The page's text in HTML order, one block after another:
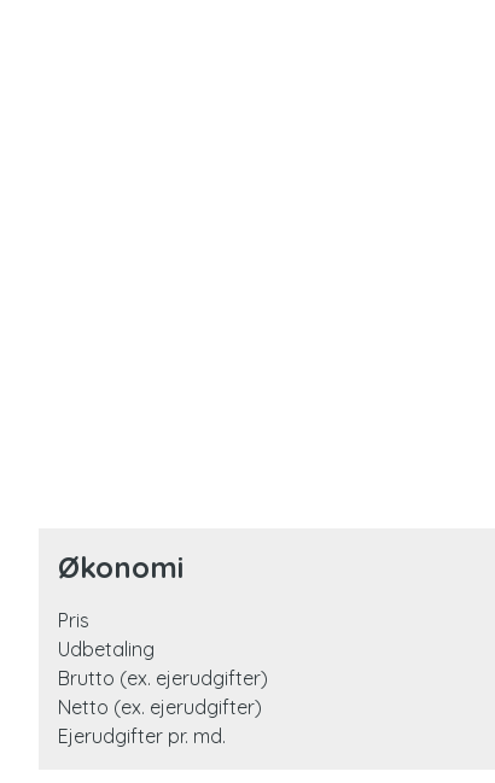
Økonomi
Pris
Udbetaling
Brutto (ex. ejerudgifter)
Netto (ex. ejerudgifter)
Ejerudgifter pr. md.